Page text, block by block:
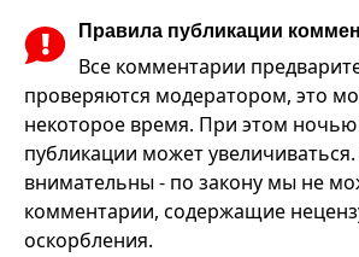
Правила публикации
Все комментарии
проверяются модератором, это
некоторое время. При этом ночью
публикации может увеличиваться.
внимательны - по закону мы не
комментарии, содержащие
оскорбления.